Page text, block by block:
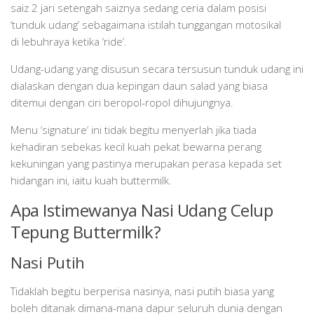
saiz 2 jari setengah saiznya sedang ceria dalam posisi
‘tunduk udang’ sebagaimana istilah tunggangan motosikal
di lebuhraya ketika ‘ride’.
Udang-udang yang disusun secara tersusun tunduk udang ini
dialaskan dengan dua kepingan daun salad yang biasa
ditemui dengan ciri beropol-ropol dihujungnya.
Menu ‘signature’ ini tidak begitu menyerlah jika tiada
kehadiran sebekas kecil kuah pekat bewarna perang
kekuningan yang pastinya merupakan perasa kepada set
hidangan ini, iaitu kuah buttermilk.
Apa Istimewanya Nasi Udang Celup
Tepung Buttermilk?
Nasi Putih
Tidaklah begitu berperisa nasinya, nasi putih biasa yang
boleh ditanak dimana-mana dapur seluruh dunia dengan